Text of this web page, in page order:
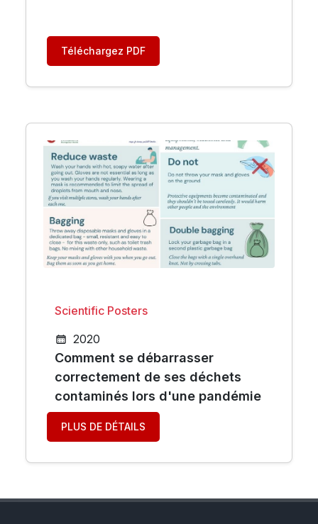
Téléchargez PDF
Scientific Posters
2020
Comment se débarrasser
correctement de ses déchets
contaminés lors d'une pandémie
PLUS DE DÉTAILS